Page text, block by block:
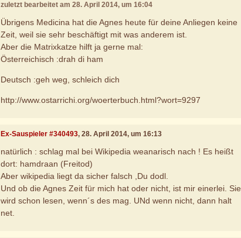
zuletzt bearbeitet am 28. April 2014, um 16:04
Übrigens Medicina hat die Agnes heute für deine Anliegen keine
Zeit, weil sie sehr beschäftigt mit was anderem ist.
Aber die Matrixkatze hilft ja gerne mal:
Österreichisch :drah di ham
Deutsch :geh weg, schleich dich
http://www.ostarrichi.org/woerterbuch.html?wort=9297
Ex-Sauspieler #340493, 28. April 2014, um 16:13
natürlich : schlag mal bei Wikipedia weanarisch nach ! Es heißt
dort: hamdraan (Freitod)
Aber wikipedia liegt da sicher falsch ,Du dodl.
Und ob die Agnes Zeit für mich hat oder nicht, ist mir einerlei. Sie
wird schon lesen, wenn´s des mag. UNd wenn nicht, dann halt
net.